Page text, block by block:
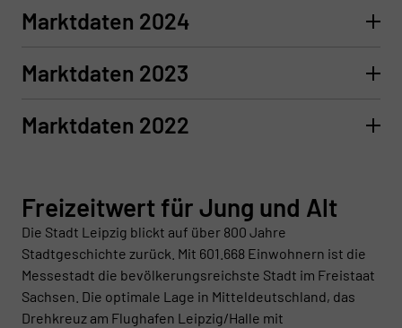
Marktdaten 2024
Marktdaten 2023
Marktdaten 2022
Freizeitwert für Jung und Alt
Die Stadt Leipzig blickt auf über 800 Jahre
Stadtgeschichte zurück. Mit 601.668 Einwohnern ist die
Messestadt die bevölkerungsreichste Stadt im Freistaat
Sachsen. Die optimale Lage in Mitteldeutschland, das
Drehkreuz am Flughafen Leipzig/Halle mit